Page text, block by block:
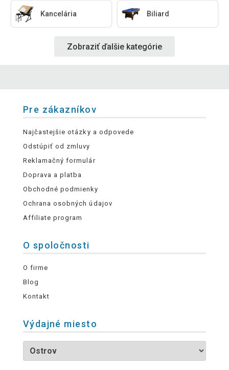
Kancelária Biliard
Zobraziť ďalšie kategórie
Pre zákazníkov
Najčastejšie otázky a odpovede
Odstúpiť od zmluvy
Reklamačný formulár
Doprava a platba
Obchodné podmienky
Ochrana osobných údajov
Affiliate program
O spoločnosti
O firme
Blog
Kontakt
Výdajné miesto